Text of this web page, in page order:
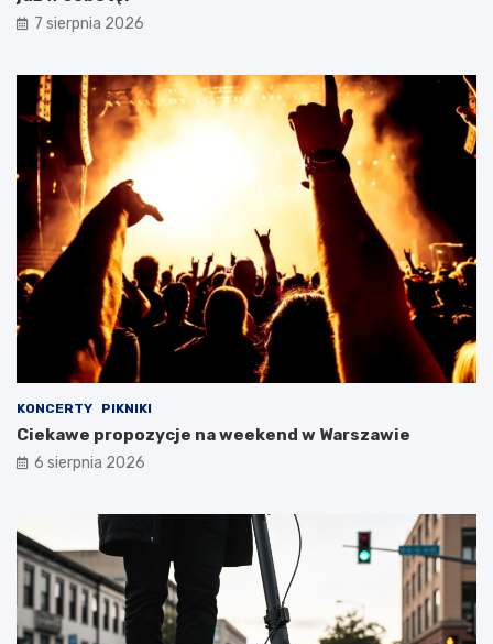
7 sierpnia 2026
KONCERTY PIKNIKI
Ciekawe propozycje na weekend w Warszawie
6 sierpnia 2026